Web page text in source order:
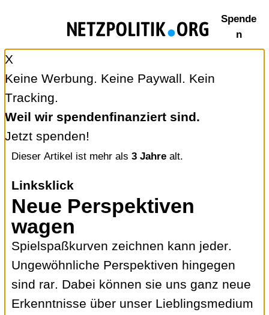
springen
Spende
n
X
Keine Werbung. Keine Paywall. Kein
Tracking.
Weil wir spendenfinanziert sind.
Jetzt spenden!
Dieser Artikel ist mehr als 3 Jahrealt.
Linksklick
Neue Perspektiven
wagen
Spielspaßkurven zeichnen kann jeder.
Ungewöhnliche Perspektiven hingegen
sind rar. Dabei können sie uns ganz neue
Erkenntnisse über unser Lieblingsmedium